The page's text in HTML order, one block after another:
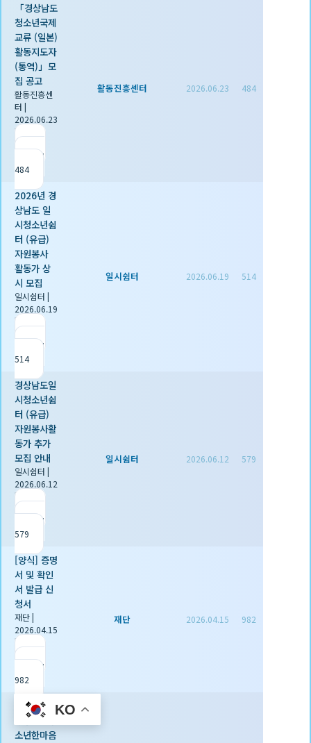
「경상남도
청소년국제
교류 (일본)
활동지도자
(통역)」모
집 공고
활동진흥센
터 |
2026.06.23
|
조회
484
활동진흥센터 2026.06.23 484
2026년 경
상남도 일
시청소년쉼
터 (유급)
자원봉사
활동가 상
시 모집
일시쉼터 |
2026.06.19
|
조회
514
일시쉼터 2026.06.19 514
경상남도일
시청소년쉼
터 (유급)
자원봉사활
동가 추가
모집 안내
일시쉼터 |
2026.06.12
|
조회
579
일시쉼터 2026.06.12 579
[양식] 증명
서 및 확인
서 발급 신
청서
재단|
2026.04.15
|
조회
982
재단 2026.04.15 982
「제29회
경상남도청
소년한마음
KO